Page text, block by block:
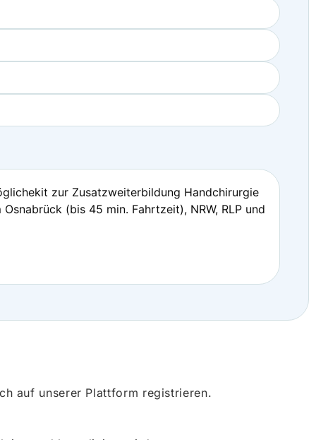
zur Zusatzweiterbildung Handchirurgie
(bis 45 min. Fahrtzeit), NRW, RLP und
auf unserer Plattform registrieren.